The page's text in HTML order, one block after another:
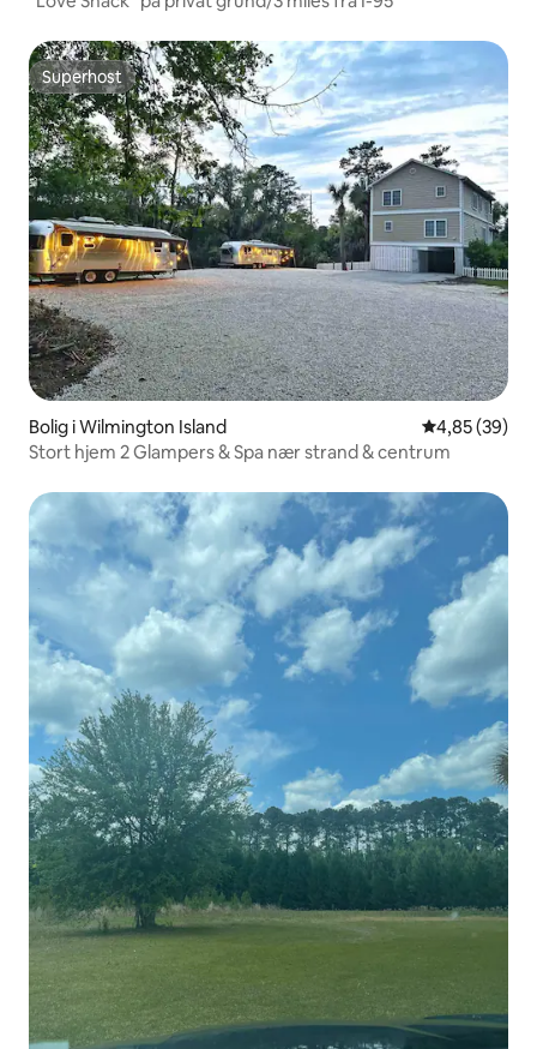
Superhost
Superhost
Bolig i Wilmington Island 4,85 ud af 5 i
4,85 (39)
Stort hjem 2 Glampers & Spa nær strand & centrum